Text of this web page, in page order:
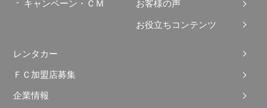
キャンペーン・ＣＭ お客様の声
お役立ちコンテンツ
レンタカー
ＦＣ加盟店募集
企業情報